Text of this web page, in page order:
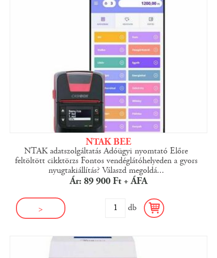
NTAK BEE
NTAK adatszolgáltatás Adóügyi nyomtató Előre
feltöltött cikktörzs Fontos vendéglátóhelyeden a gyors
nyugtakiállítás? Válaszd megoldá...
Ár: 89 900 Ft + ÁFA
> db